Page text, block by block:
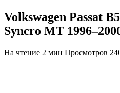
Volkswagen Passat
Syncro MT
На чтение 2 мин Просмотров